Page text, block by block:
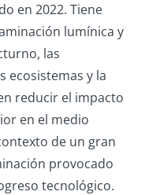
en 2022. Tiene
lumínica y
las
ecosistemas y la
reducir el impacto
en el medio
de un gran
provocado
tecnológico.